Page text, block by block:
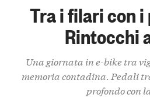
Tra i filari con
Rintocchi
Una giornata in e-bike tra
memoria contadina. Pedali
profondo con